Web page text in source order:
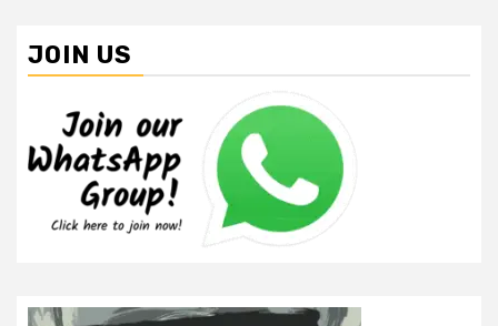
JOIN US